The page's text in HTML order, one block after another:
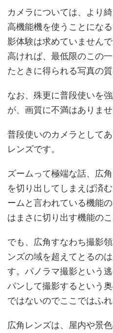
カメラについては、より
高機能機を使うことにな
影体験は求めていません
高ければ、最低限のこの
たときに得られる写真の質
なお、殊更に普段使いを
が、画質に不満はありま
普段使いのカメラとして
レンズです。
ズームって極端な話、広
を切り出してしまえば済
ームと言われている機能
はまさに切り出す機能のこ
でも、広角すなわち撮影
ンズの域を超えてとるの
す。パノラマ撮影という
パンして撮影するという
ではないのでここではふれ
広角レンズは、屋内や景